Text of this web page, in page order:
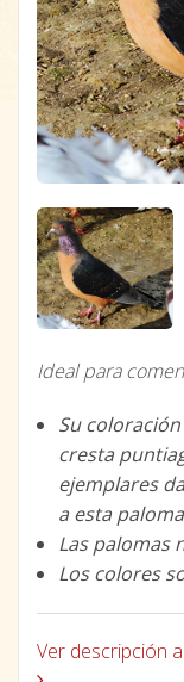
Ideal para
Su
cresta
ejemplares
a esta
Las palomas
Los colores
Ver descripción